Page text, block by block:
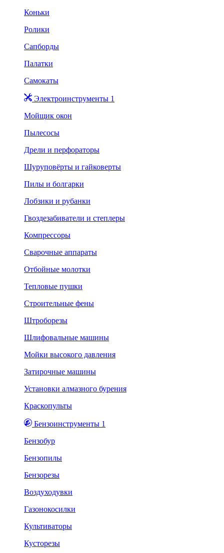
Коньки
Ролики
Сапборды
Палатки
Самокаты
Электроинструменты 1
Мойщик окон
Пылесосы
Дрели и перфораторы
Шуруповёрты и гайковерты
Пилы и болгарки
Лобзики и рубанки
Гвоздезабиватели и степлеры
Компрессоры
Сварочные аппараты
Отбойные молотки
Тепловые пушки
Строительные фены
Штроборезы
Шлифовальные машины
Мойки высокого давления
Затирочные машины
Установки алмазного бурения
Краскопульты
Бензоинструменты 1
Бензобур
Бензопилы
Бензорезы
Воздуходувки
Газонокосилки
Культиваторы
Кусторезы